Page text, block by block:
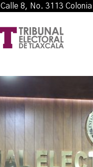
Calle 8, No. 3113